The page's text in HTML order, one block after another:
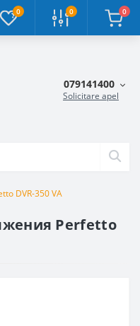
0 0 0
079141400
Solicitare apel
DVR-350 VA
Perfetto